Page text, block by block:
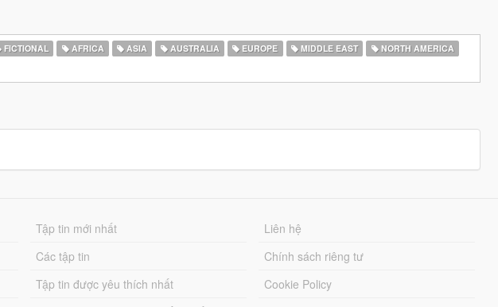
FICTIONAL AFRICA ASIA AUSTRALIA EUROPE MIDDLE EAST
NORTH AMERICA
Tập tin mới nhất
Các tập tin
Tập tin được yêu thích nhất
Liên hệ
Chính sách riêng tư
Cookie Policy